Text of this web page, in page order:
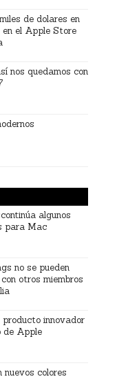
de dolares en
en el Apple Store
nos quedamos con
algunos
para Mac
no se pueden
otros miembros
innovador
de Apple
nuevos colores